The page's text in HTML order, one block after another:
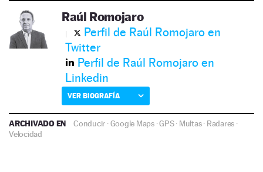
Raúl Romojaro
Perfil de Raúl Romojaro en
Twitter
Perfil de Raúl Romojaro en
Linkedin
VER BIOGRAFÍA
ARCHIVADO EN Conducir ·Google Maps·GPS· Multas· Radares ·
Velocidad